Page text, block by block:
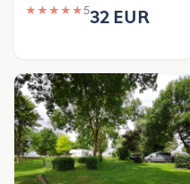
★ ★ ★ ★ ★532 EUR